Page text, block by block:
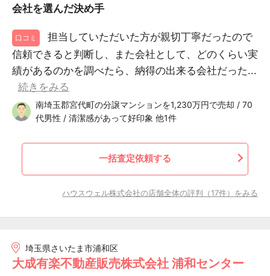
会社を選んだ決め手
口コミ
担当していただいた方が親切丁寧だったので
信頼できると判断し、また会社として、どのくらい実
績があるのかを調べたら、納得の出来る会社だった...
続きをみる
南埼玉郡宮代町の分譲マンションを1,230万円で売却 / 70
代男性 / 清潔感があって好印象 他1件
一括査定依頼する
ハウスウェル株式会社の店舗全体の評判（17件）をみる
埼玉県さいたま市浦和区
大成有楽不動産販売株式会社 浦和センター